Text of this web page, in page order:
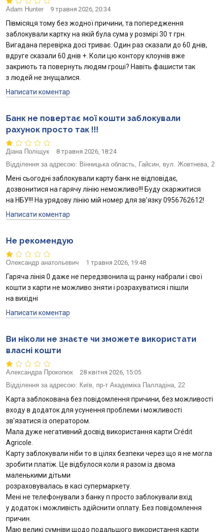
Adam Hunter 9 травня 2026, 20:34
Півмісяця тому без жодної причини, та попередження
заблокували картку на якій була сума у ​​розмірі 30 т грн.
Вигадана перевірка досі триває. Один раз сказали до 60 днів,
вдруге сказали 60 днів +. Коли цю контору клоунів вже
закриють та повернуть людям гроші? Навіть фашисти так
з людей не знущалися.
Написати коментар
Банк не повертає мої кошти заблокували
рахунок просто так !!!
Діана Поліщук
8 травня 2026, 18:24
Відділення за адресою: Вінницька область, Гайсин, вул. Жовтнева, 2
Мені сьогодні заблокували карту банк не відповідає,
дозвонитися на гарячу лінію неможливо!!! Буду скаржитися
на НБУ!!! На урядову лінію мій номер для зв’язку 0956762612!
Написати коментар
Не рекомендую
Олександр анатольевич 1 травня 2026, 19:48
Гаряча лінія 0 даже не передзвонила щ ранку набрали і свої
кошти з карти не можливо зняти і розрахуватися і пішли
на вихідні
Написати коментар
Ви ніколи не знаєте чи зможете використати
власні кошти
Александра Прокопюк
28 квітня 2026, 15:05
Відділення за адресою: Київ, пр-т Академіка Палладіна, 22
Карта заблокована без повідомлення причини, без можливості
входу в додаток для усунення проблеми і можливості
звʼязатися із оператором.
Мала дуже негативний досвід використання карти Crédit
Agricole.
Карту заблокували ніби то в цілях безпеки через що я не могла
зробити платіж. Це відбулося коли я разом із двома
маленькими дітьми
розраховувалась в касі супермаркету.
Мені не телефонували з банку п просто заблокували вхід
у додаток і можливість здійснити оплату. Без повідомлення
причин.
Маю великі сумніви щодо подальшого використання карти